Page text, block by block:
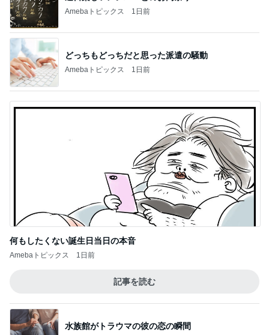
Amebaトピックス 1日前
何もしたくない誕生日当日の本音
記事を読む
Amebaトピックス 1日前
まさかの首が詰まった服での熱中症